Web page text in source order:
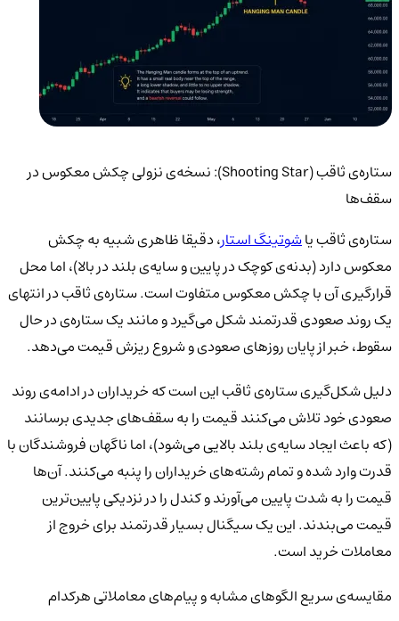
ستاره‌ی ثاقب (Shooting Star): نسخه‌ی نزولی چکش معکوس در
سقف‌ها
ستاره‌ی ثاقب یاشوتینگ استار، دقیقا ظاهری شبیه به چکش
معکوس دارد (بدنه‌ی کوچک در پایین و سایه‌ی بلند در بالا)، اما محل
قرارگیری آن با چکش معکوس متفاوت است. ستاره‌ی ثاقب در انتهای
یک روند صعودی قدرتمند شکل می‌گیرد و مانند یک ستاره‌ی در حال
سقوط، خبر از پایان روزهای صعودی و شروع ریزش قیمت می‌دهد.
دلیل شکل‌گیری ستاره‌ی ثاقب این است که خریداران در ادامه‌ی روند
صعودی خود تلاش می‌کنند قیمت را به سقف‌های جدیدی برسانند
(که باعث ایجاد سایه‌ی بلند بالایی می‌شود)، اما ناگهان فروشندگان با
قدرت وارد شده و تمام رشته‌های خریداران را پنبه می‌کنند. آن‌ها
قیمت را به شدت پایین می‌آورند و کندل را در نزدیکی پایین‌ترین
قیمت می‌بندند. این یک سیگنال بسیار قدرتمند برای خروج از
معاملات خرید است.
مقایسه‌ی سریع الگوهای مشابه و پیام‌های معاملاتی هرکدام